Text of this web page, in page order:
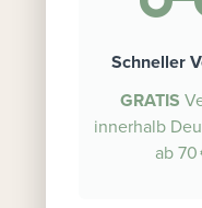
Schneller
GRATIS
innerhalb
ab 70